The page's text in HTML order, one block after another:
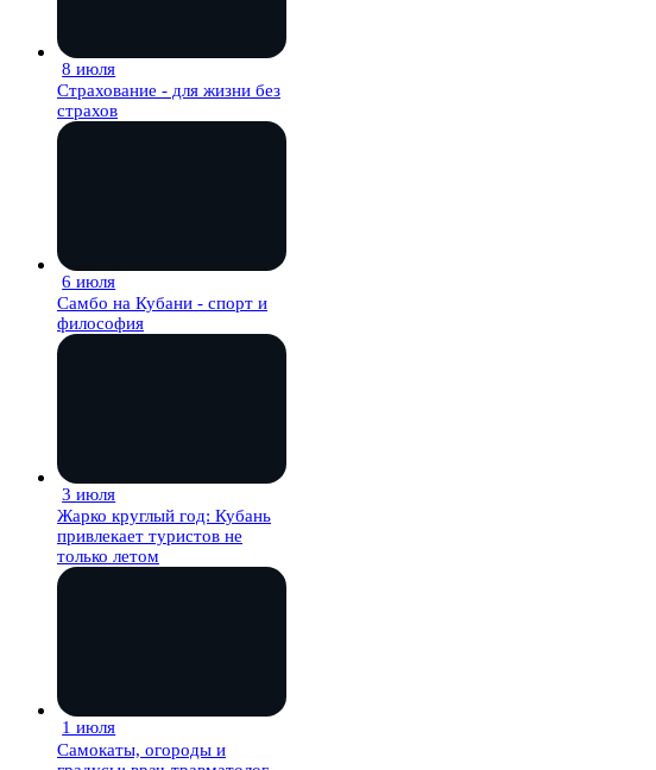
8 июля
Страхование - для жизни без
страхов
6 июля
Самбо на Кубани - спорт и
философия
3 июля
Жарко круглый год: Кубань
привлекает туристов не
только летом
1 июля
Самокаты, огороды и